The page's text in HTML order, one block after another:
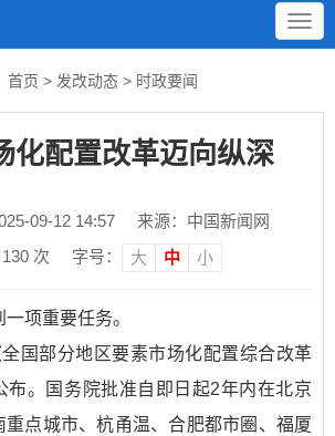
首页 > 发改动态 > 时政要闻
化配置改革迈向纵深
09-12 14:57
来源：中国新闻网
130 次 字号： 大 中 小
项重要任务。
国部分地区要素市场化配置综合改革
布。国务院批准自即日起2年内在北京
点城市、杭甬温、合肥都市圈、福厦